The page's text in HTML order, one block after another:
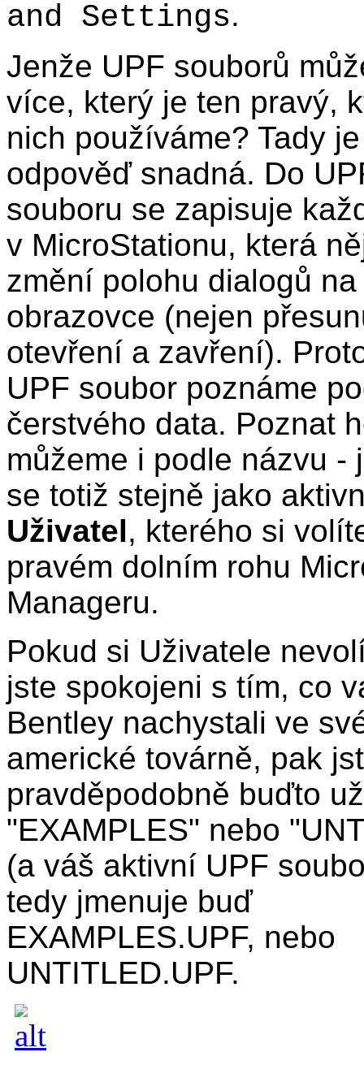
and Settings.
Jenže UPF souborů
více, který je ten pravý,
nich používáme? Tady
odpověď snadná. Do
souboru se zapisuje
v MicroStationu, která
změní polohu dialogů na
obrazovce (nejen
otevření a zavření).
UPF soubor poznáme
čerstvého data. Poznat
můžeme i podle názvu -
se totiž stejně jako
Uživatel, kterého si
pravém dolním rohu
Manageru.
Pokud si Uživatele
jste spokojeni s tím, co
Bentley nachystali ve
americké továrně, pak
pravděpodobně buďto
"EXAMPLES" nebo
(a váš aktivní UPF
tedy jmenuje buď
EXAMPLES.UPF, nebo
UNTITLED.UPF.